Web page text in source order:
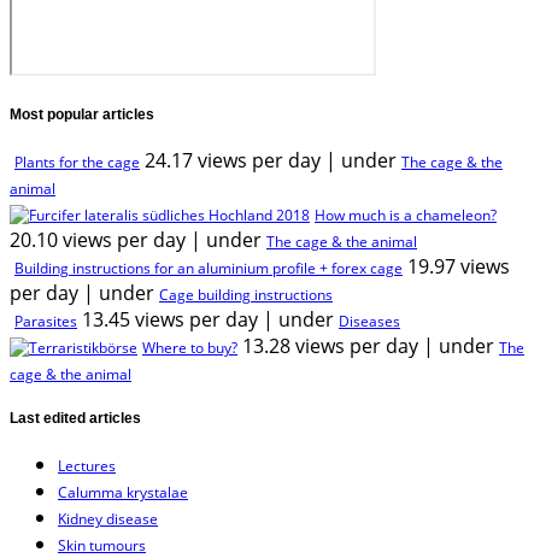
Most popular articles
Plants for the cage 24.17 views per day | under The cage & the
animal
How much is a chameleon?
20.10 views per day | under The cage & the animal
Building instructions for an aluminium profile + forex cage 19.97 views
per day | under Cage building instructions
Parasites 13.45 views per day | under Diseases
Where to buy? 13.28 views per day | under The
cage & the animal
Last edited articles
Lectures
Calumma krystalae
Kidney disease
Skin tumours